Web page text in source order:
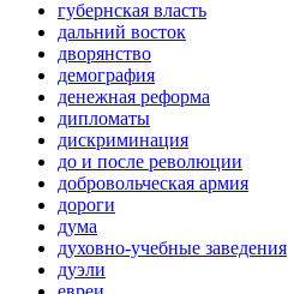
губернская власть
дальний восток
дворянство
демография
денежная реформа
дипломаты
дискриминация
до и после революции
добровольческая армия
дороги
дума
духовно-учебные заведения
дуэли